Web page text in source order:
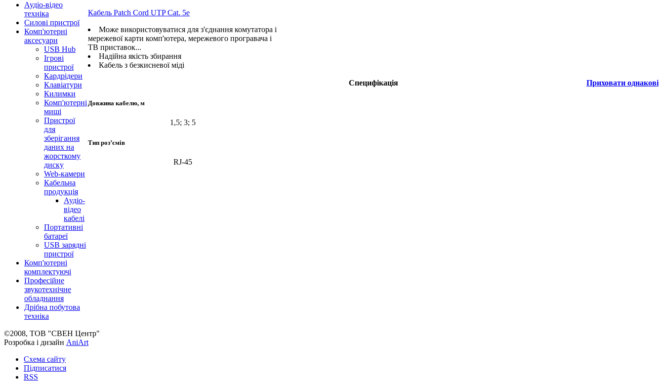
Аудіо-відео
техніка
Силові пристрої
Комп'ютерні
аксесуари
USB Hub
Ігрові
пристрої
Кардрідери
Клавіатури
Килимки
Комп'ютерні
миші
Пристрої
для
зберігання
даних на
жорсткому
диску
Web-камери
Кабельна
продукція
Аудіо-
відео
кабелі
Портативні
батареї
USB зарядні
пристрої
Комп'ютерні
комплектуючі
Професійне
звукотехнічне
обладнання
Дрібна побутова
техніка
Кабель Patch Cord UTP Cat. 5e
Може використовуватися для з'єднання комутатора і
мережевої карти комп'ютера, мережевого програвача і
ТВ приставок...
Надійна якість збирання
Кабель з безкисневої міді
Специфікація Приховати однакові
Довжина кабелю, м
1,5; 3; 5
Тип роз’ємів
RJ-45
©2008, ТОВ "СВЕН Центр"
Розробка і дизайн AniArt
Схема сайту
Підписатися
RSS